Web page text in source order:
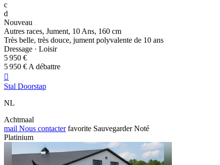
c
d
Nouveau
Autres races, Jument, 10 Ans, 160 cm
Très belle, très douce, jument polyvalente de 10 ans
Dressage · Loisir
5 950 €
5 950 € A débattre

Stal Doorstap
NL
Achtmaal
mail Nous contacter favorite Sauvegarder Noté
Platinium